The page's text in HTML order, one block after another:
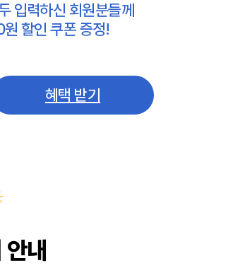
입력하신 회원분들께
할인 쿠폰 증정!
혜택 받기
내